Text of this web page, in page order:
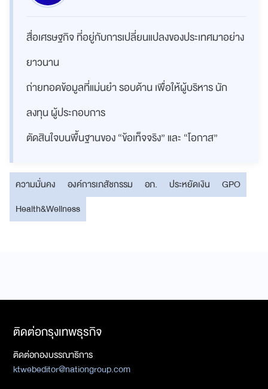
สื่อเศรษฐกิจ ที่อยู่กับการเปลี่ยนแปลงของประเทศมาอย่าง
ยาวนาน
ถ่ายทอดข้อมูลที่แม่นยำ รอบด้าน เพื่อให้ผู้บริหาร นัก
ลงทุน ผู้ประกอบการ
ตัดสินใจบนพื้นฐานของ “ข้อเท็จจริง” และ “โอกาส”
ความมั่นคง องค์การเภสัชกรรม อภ. ประหยัดเงิน
GPO
Health&Wellness
ติดต่อกรุงเทพธุรกิจ
ติดต่อกองบรรณาธิการ
ktwebeditor@nationgroup.com